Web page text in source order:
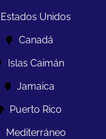
Estados Unidos
Canadá
Islas Caimán
Jamaica
Puerto Rico
Mediterráneo